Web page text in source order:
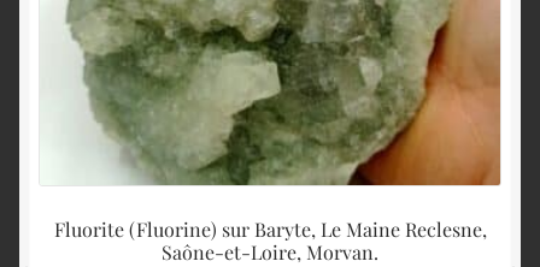
Fluorite (Fluorine) sur Baryte, Le Maine Reclesne,
Saône-et-Loire, Morvan.